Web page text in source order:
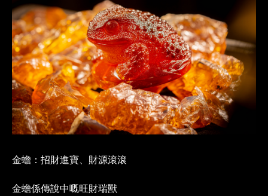
金蟾：招財進寶、財源滾滾
金蟾係傳說中嘅旺財瑞獸